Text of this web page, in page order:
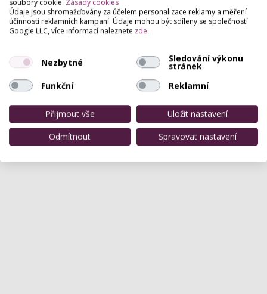
soubory cookie. Zásady cookies
Údaje jsou shromažďovány za účelem personalizace reklamy a měření
účinnosti reklamních kampaní. Údaje mohou být sdíleny se společností
Google LLC, více informací naleznete zde.
Nezbytné Sledování výkonu
stránek
Funkční
Reklamní
Přijmout vše
Uložit nastavení
Odmítnout
Spravovat nastavení